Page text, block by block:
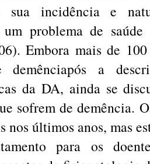
incidência e
um problema de
Embora mais de
demênciapós a
da DA, ainda se
sofrem de demência.
nos últimos anos, mas
para os